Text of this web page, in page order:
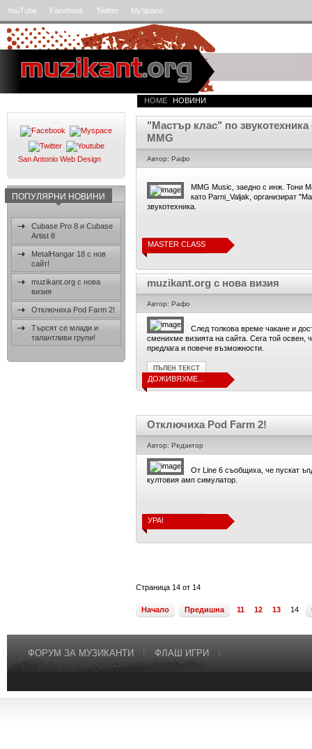
YouTube Facebook Twitter MySpace
San Antonio Web Design
ПОПУЛЯРНИ НОВИНИ
Cubase Pro 8 и Cubase
Artist 8
MetalHangar 18 с нов
сайт!
muzikant.org с нова
визия
Отключиха Pod Farm 2!
Търсят се млади и
талантливи групи!
HOME НОВИНИ
"Мастър клас" по звукотехника
MMG
Автор: Рафо
MASTER CLASS
MMG Music, заедно с инж. Тони
като Parni_Valjak, организират
звукотехника.
ПЪЛЕН ТЕКСТ
muzikant.org с нова визия
Автор: Рафо
ДОЖИВЯХМЕ...
След толкова време чакане и
сменихме визията на сайта. Сега той освен,
предлага и повече възможности.
ПЪЛЕН ТЕКСТ
Отключиха Pod Farm 2!
Автор: Редактор
УРА!
От Line 6 съобщиха, че пускат
култовия амп симулатор.
ПЪЛЕН ТЕКСТ
Страница 14 от 14
Начало Предишна 11 12 13 14
ФОРУМ ЗА МУЗИКАНТИ ФЛАШ ИГРИ